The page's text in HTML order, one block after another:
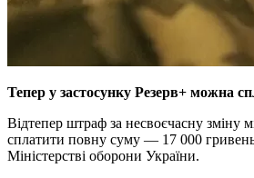
Тепер у застосунку Резерв+ можна
Відтепер штраф за несвоєчасну
сплатити повну суму — 17 000
Міністерстві оборони України.